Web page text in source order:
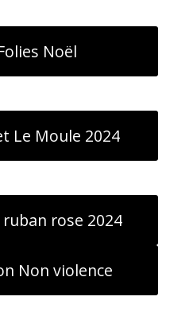
Noël
Le Moule 2024
rose 2024
Non violence